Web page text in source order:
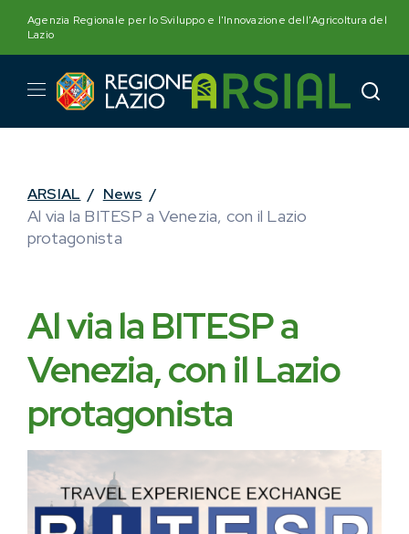
content
Agenzia Regionale per lo Sviluppo e l'Innovazione dell'Agricoltura del
Lazio
ARSIAL / News /
Al via la BITESP a Venezia, con il Lazio
protagonista
Al via la BITESP a
Venezia, con il Lazio
protagonista